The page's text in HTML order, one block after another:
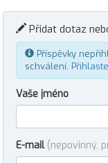
Přidat dotaz
Příspěvky
schválení.
Vaše jméno
E-mail (nepovinný,